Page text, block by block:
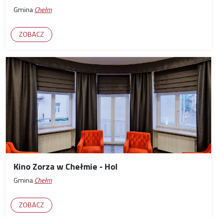
GminaChełm
ZOBACZ
Kino Zorza w Chełmie - Hol
GminaChełm
ZOBACZ